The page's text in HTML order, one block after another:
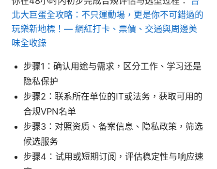
北大巨蛋全攻略：不只運動場，更是你不可錯過的
玩樂新地標！— 網紅打卡、票價、交通與周邊美
味全收錄
步骤1：确认用途与需求，区分工作、学习还是
隐私保护
步骤2：联系所在单位的IT或法务，获取可用的
合规VPN名单
步骤3：对照资质、备案信息、隐私政策，筛选
候选服务
步骤4：试用或短期订阅，评估稳定性与响应速